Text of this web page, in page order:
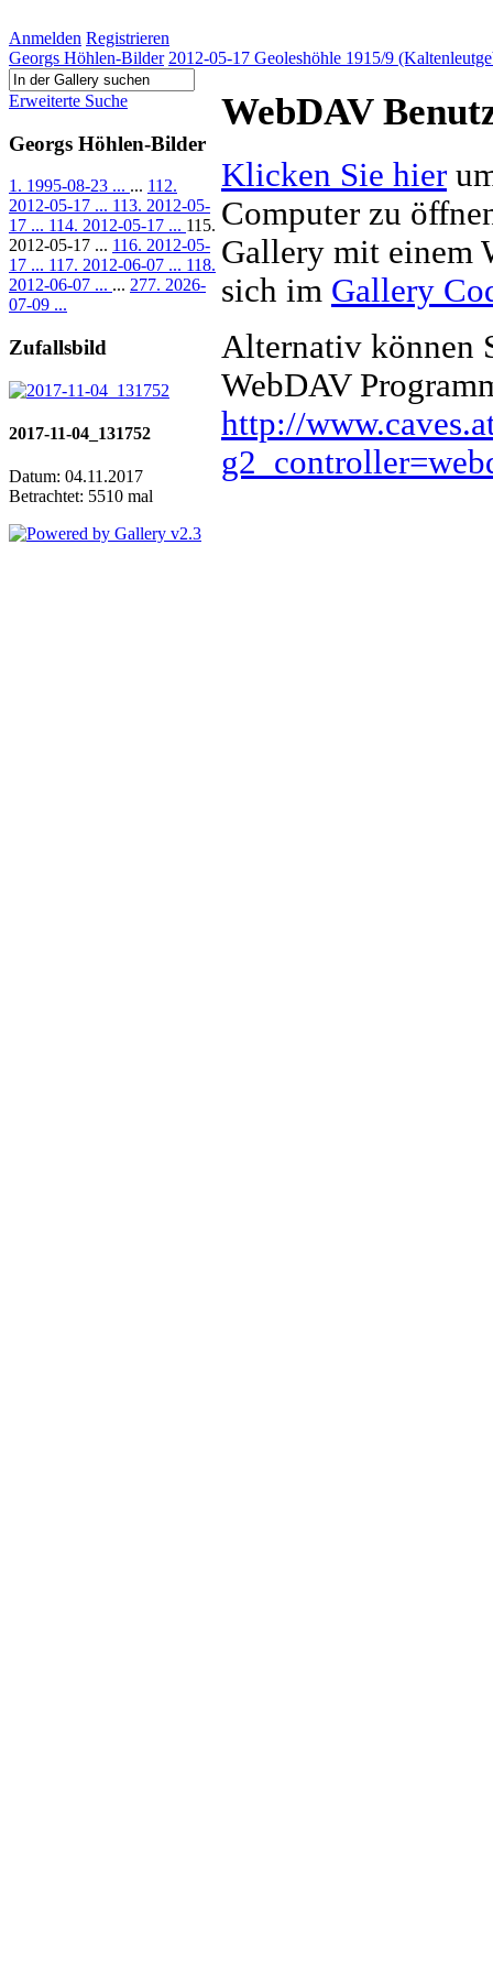
Anmelden Registrieren
Georgs Höhlen-Bilder 2012-05-17 Geoleshöhle 1915/9
Erweiterte Suche
Georgs Höhlen-Bilder
1. 1995-08-23 ... ... 112.
2012-05-17 ... 113. 2012-05-
17 ... 114. 2012-05-17 ... 115.
2012-05-17 ... 116. 2012-05-
17 ... 117. 2012-06-07 ... 118.
2012-06-07 ... ... 277. 2026-
07-09 ...
Zufallsbild
2017-11-04_131752
Datum: 04.11.2017
Betrachtet: 5510 mal
WebDAV
Klicken Sie hier
Computer zu
Gallery mit einem
sich im Gallery
Alternativ können
WebDAV
http://